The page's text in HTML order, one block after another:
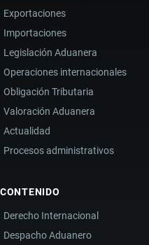
Exportaciones
Importaciones
Legislación Aduanera
Operaciones internacionales
Obligación Tributaria
Valoración Aduanera
Actualidad
Procesos administrativos
CONTENIDO
Derecho Internacional
Despacho Aduanero